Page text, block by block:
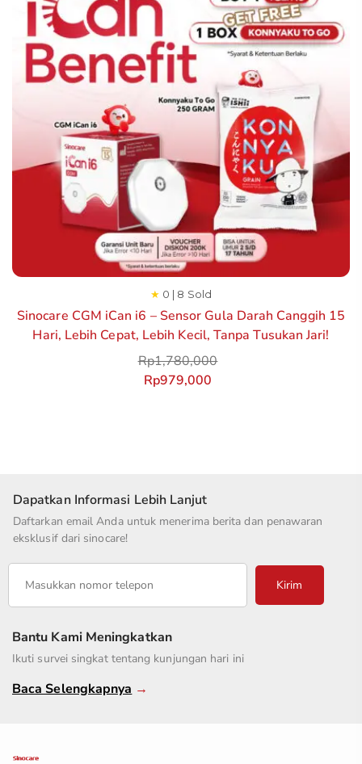
Sinocare CGM iCan i6 – Sensor Gula Darah Canggih 15
Hari, Lebih Cepat, Lebih Kecil, Tanpa Tusukan Jari!
★ 0 | 8 Sold
Rp1,780,000
Rp979,000
Dapatkan Informasi Lebih Lanjut
Daftarkan email Anda untuk menerima berita dan penawaran
eksklusif dari sinocare!
Kirim
Bantu Kami Meningkatkan
Ikuti survei singkat tentang kunjungan hari ini
Baca Selengkapnya →